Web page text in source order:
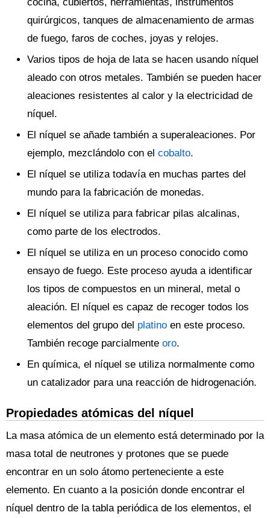
quirúrgicos, tanques de almacenamiento de armas
de fuego, faros de coches, joyas y relojes.
Varios tipos de hoja de lata se hacen usando níquel
aleado con otros metales. También se pueden hacer
aleaciones resistentes al calor y la electricidad de
níquel.
El níquel se añade también a superaleaciones. Por
ejemplo, mezclándolo con el cobalto.
El níquel se utiliza todavía en muchas partes del
mundo para la fabricación de monedas.
El níquel se utiliza para fabricar pilas alcalinas,
como parte de los electrodos.
El níquel se utiliza en un proceso conocido como
ensayo de fuego. Este proceso ayuda a identificar
los tipos de compuestos en un mineral, metal o
aleación. El níquel es capaz de recoger todos los
elementos del grupo del platino en este proceso.
También recoge parcialmente oro.
En química, el níquel se utiliza normalmente como
un catalizador para una reacción de hidrogenación.
Propiedades atómicas del níquel
La masa atómica de un elemento está determinado por la
masa total de neutrones y protones que se puede
encontrar en un solo átomo perteneciente a este
elemento. En cuanto a la posición donde encontrar el
níquel dentro de la tabla periódica de los elementos, el